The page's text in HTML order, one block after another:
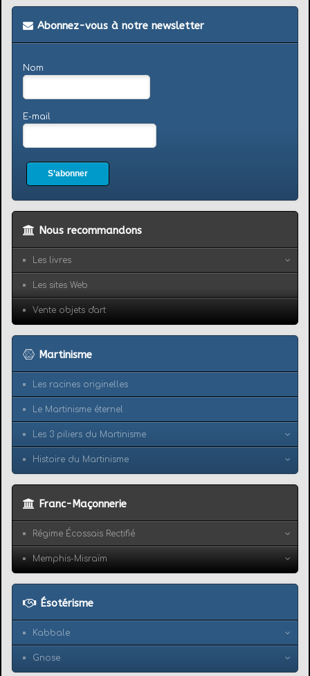
Abonnez-vous à notre newsletter
Nom
E-mail
S’abonner
Nous recommandons
Les livres
Les sites Web
Vente objets d'art
Martinisme
Les racines originelles
Le Martinisme éternel
Les 3 piliers du Martinisme
Histoire du Martinisme
Franc-Maçonnerie
Régime Écossais Rectifié
Memphis-Misraïm
Ésotérisme
Kabbale
Gnose